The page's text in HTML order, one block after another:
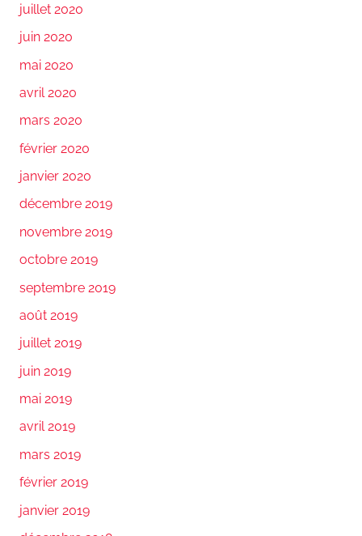
juillet 2020
juin 2020
mai 2020
avril 2020
mars 2020
février 2020
janvier 2020
décembre 2019
novembre 2019
octobre 2019
septembre 2019
août 2019
juillet 2019
juin 2019
mai 2019
avril 2019
mars 2019
février 2019
janvier 2019